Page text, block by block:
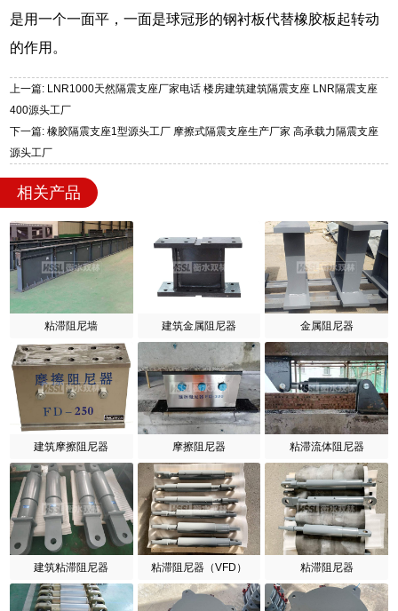
是用一个一面平，一面是球冠形的钢衬板代替橡胶板起转动
的作用。
上一篇: LNR1000天然隔震支座厂家电话 楼房建筑建筑隔震支座 LNR隔震支座
400源头工厂
下一篇: 橡胶隔震支座1型源头工厂 摩擦式隔震支座生产厂家 高承载力隔震支座
源头工厂
相关产品
粘滞阻尼墙 建筑金属阻尼器 金属阻尼器
建筑摩擦阻尼器 摩擦阻尼器 粘滞流体阻尼器
建筑粘滞阻尼器 粘滞阻尼器（VFD） 粘滞阻尼器